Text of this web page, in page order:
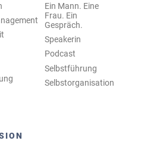
Ein Mann. Eine
Frau. Ein
Gespräch.
Speakerin
Podcast
Selbstführung
Selbstorganisation